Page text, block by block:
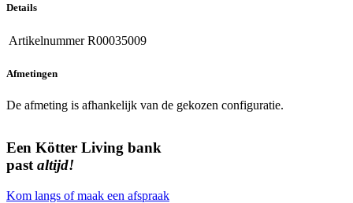
Details
Artikelnummer R00035009
Afmetingen
De afmeting is afhankelijk van de gekozen configuratie.
Een Kötter Living bank
pastaltijd!
Kom langs of maak een afspraak